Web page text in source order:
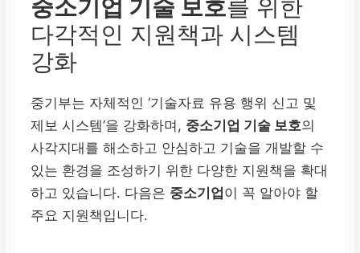
중소기업 기술 보호를 위한
다각적인 지원책과 시스템
강화
중기부는 자체적인 ‘기술자료 유용 행위 신고 및
제보 시스템’을 강화하며, 중소기업 기술 보호의
사각지대를 해소하고 안심하고 기술을 개발할 수
있는 환경을 조성하기 위한 다양한 지원책을 확대
하고 있습니다. 다음은 중소기업 이 꼭 알아야 할
주요 지원책입니다.